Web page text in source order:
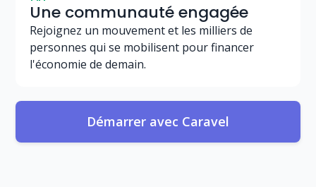
Une communauté engagée
Rejoignez un mouvement et les milliers de
personnes qui se mobilisent pour financer
l'économie de demain.
Démarrer avec Caravel